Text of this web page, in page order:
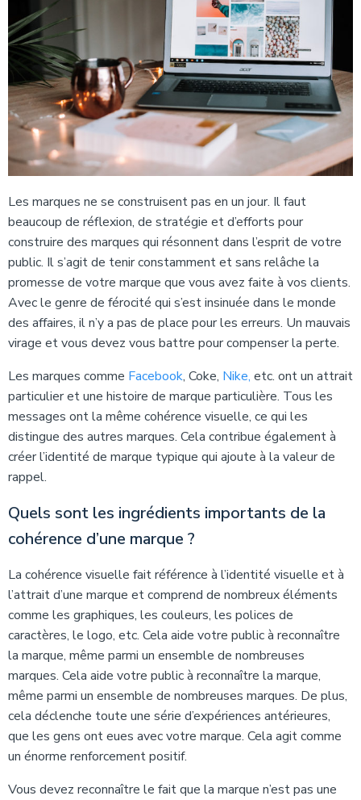
Les marques ne se construisent pas en un jour. Il faut
beaucoup de réflexion, de stratégie et d’efforts pour
construire des marques qui résonnent dans l’esprit de votre
public. Il s’agit de tenir constamment et sans relâche la
promesse de votre marque que vous avez faite à vos clients.
Avec le genre de férocité qui s’est insinuée dans le monde
des affaires, il n’y a pas de place pour les erreurs. Un mauvais
virage et vous devez vous battre pour compenser la perte.
Les marques comme Facebook, Coke, Nike, etc. ont un attrait
particulier et une histoire de marque particulière. Tous les
messages ont la même cohérence visuelle, ce qui les
distingue des autres marques. Cela contribue également à
créer l’identité de marque typique qui ajoute à la valeur de
rappel.
Quels sont les ingrédients importants de la
cohérence d’une marque ?
La cohérence visuelle fait référence à l’identité visuelle et à
l’attrait d’une marque et comprend de nombreux éléments
comme les graphiques, les couleurs, les polices de
caractères, le logo, etc. Cela aide votre public à reconnaître
la marque, même parmi un ensemble de nombreuses
marques. Cela aide votre public à reconnaître la marque,
même parmi un ensemble de nombreuses marques. De plus,
cela déclenche toute une série d’expériences antérieures,
que les gens ont eues avec votre marque. Cela agit comme
un énorme renforcement positif.
Vous devez reconnaître le fait que la marque n’est pas une